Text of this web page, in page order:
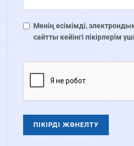
Менің есімімді,
сайтты кейінгі пікірлерім